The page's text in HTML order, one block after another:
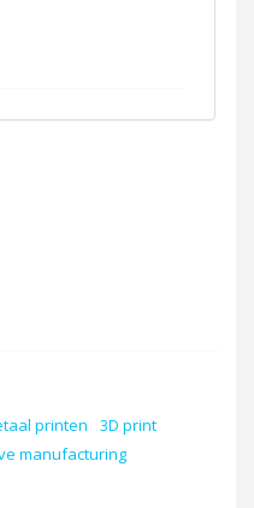
printen
3D print
manufacturing